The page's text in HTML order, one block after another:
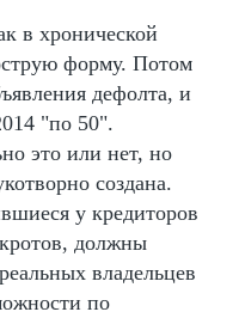
в хронической
форму. Потом
дефолта, и
"по 50".
это или нет, но
создана.
у кредиторов
должны
владельцев
по